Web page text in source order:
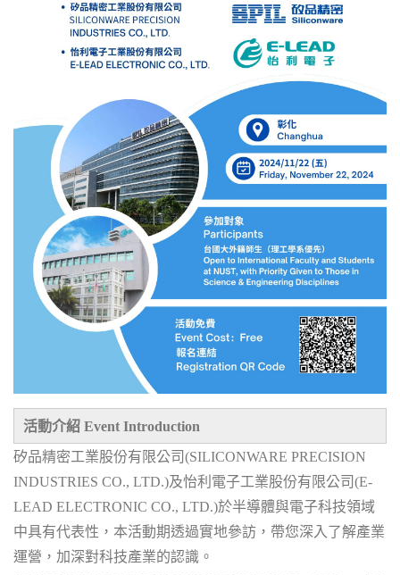
活動介紹 Event Introduction
矽品精密工業股份有限公司(SILICONWARE PRECISION
INDUSTRIES CO., LTD.)及怡利電子工業股份有限公司(E-
LEAD ELECTRONIC CO., LTD.)於半導體與電子科技領域
中具有代表性，本活動期透過實地參訪，帶您深入了解產業
運營，加深對科技產業的認識。